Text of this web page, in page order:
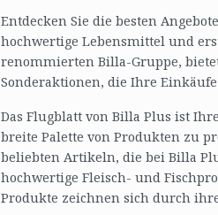
Entdecken Sie die besten
hochwertige Lebensmittel und
renommierten Billa-Gruppe,
Sonderaktionen, die Ihre
Das Flugblatt von Billa Plus ist
breite Palette von Produkten zu
beliebten Artikeln, die bei Billa
hochwertige Fleisch- und
Produkte zeichnen sich durch